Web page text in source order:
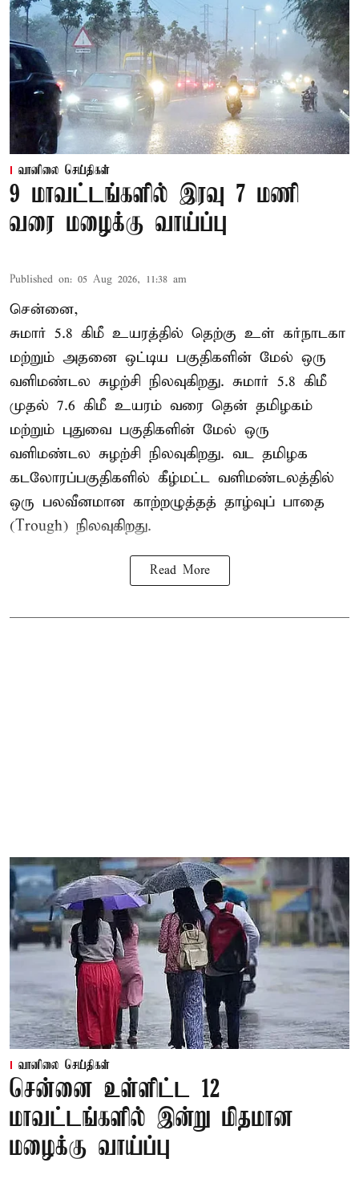
வானிலை செய்திகள்
9 மாவட்டங்களில் இரவு 7 மணி
வரை மழைக்கு வாய்ப்பு
Published on: 05 Aug 2026, 11:38 am
சென்னை,
சுமார் 5.8 கிமீ உயரத்தில் தெற்கு உள் கர்நாடகா
மற்றும் அதனை ஒட்டிய பகுதிகளின் மேல் ஒரு
வளிமண்டல சுழற்சி நிலவுகிறது. சுமார் 5.8 கிமீ
முதல் 7.6 கிமீ உயரம் வரை தென் தமிழகம்
மற்றும் புதுவை பகுதிகளின் மேல் ஒரு
வளிமண்டல சுழற்சி நிலவுகிறது. வட தமிழக
கடலோரப்பகுதிகளில் கீழ்மட்ட வளிமண்டலத்தில்
ஒரு பலவீனமான காற்றழுத்தத் தாழ்வுப் பாதை
(Trough) நிலவுகிறது.
Read More
வானிலை செய்திகள்
சென்னை உள்ளிட்ட 12
மாவட்டங்களில் இன்று மிதமான
மழைக்கு வாய்ப்பு